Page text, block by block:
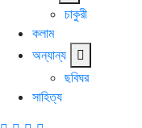
চাকুরী
কলাম
অন্যান্য
ছবিঘর
সাহিত্য